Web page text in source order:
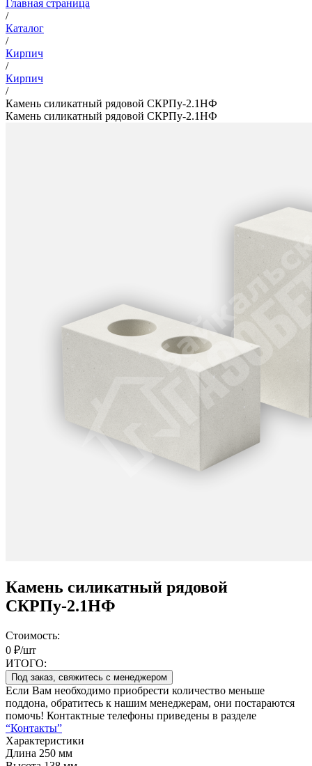
Главная страница
/
Каталог
/
Кирпич
/
Кирпич
/
Камень силикатный рядовой СКРПу-2.1НФ
Камень силикатный рядовой СКРПу-2.1НФ
Камень силикатный рядовой
СКРПу-2.1НФ
Стоимость:
0 ₽/шт
ИТОГО:
Под заказ, свяжитесь с менеджером
Если Вам необходимо приобрести количество меньше
поддона, обратитесь к нашим менеджерам, они постараются
помочь! Контактные телефоны приведены в разделе
“Контакты”
Характеристики
Длина 250 мм